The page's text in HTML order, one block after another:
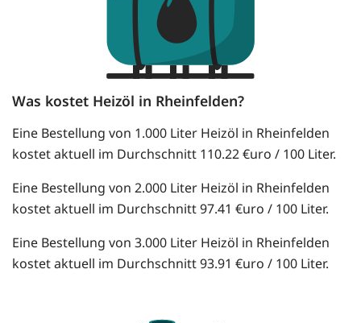
Was kostet Heizöl in Rheinfelden?
Eine Bestellung von 1.000 Liter Heizöl in Rheinfelden
kostet aktuell im Durchschnitt 110.22 €uro / 100 Liter.
Eine Bestellung von 2.000 Liter Heizöl in Rheinfelden
kostet aktuell im Durchschnitt 97.41 €uro / 100 Liter.
Eine Bestellung von 3.000 Liter Heizöl in Rheinfelden
kostet aktuell im Durchschnitt 93.91 €uro / 100 Liter.